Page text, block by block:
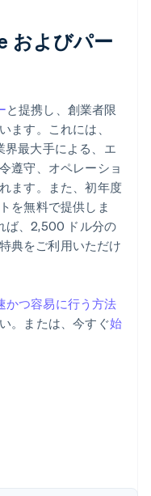
およびパー
と提携し、創業者限
ます。これには、
最大手による、エ
遵守、オペレーショ
ます。また、初年度
を無料で提供しま
ば、2,500 ドル分の
典をご利用いただけ
かつ容易に行う方法
。または、今すぐ始